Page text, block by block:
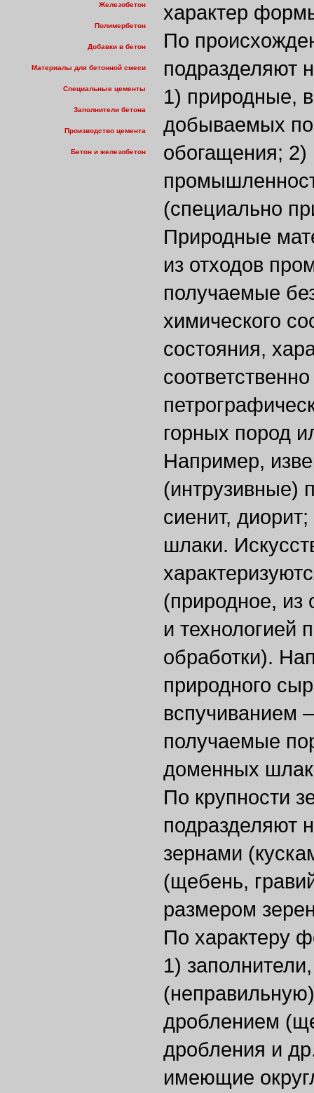
Железобетон
Полимербетон
Добавки в бетон
Материалы для бетонной смеси
Специальные цементы
Заполнители бетона
Производство цемента
Бетон и железобетон
характер
По
подразделяют
1) природные,
добываемых
обогащения; 2)
(специально
Природные
из отходов
получаемые
химического
состояния,
горных пород
Например,
(интрузивные)
сиенит,
шлаки.
(природное, из
и технологией
обработки).
природного
вспучиванием
получаемые
доменных
По крупности
подразделяют
зернами
(щебень,
размером
По характеру
1)
дроблением
дробления и
имеющие